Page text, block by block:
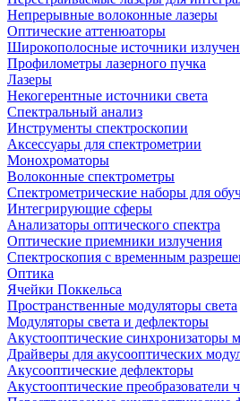
Непрерывные волоконные лазеры
Оптические аттенюаторы
Широкополосные источники
Профилометры лазерного пучка
Лазеры
Некогерентные источники света
Спектральный анализ
Инструменты спектроскопии
Аксессуары для спектрометрии
Монохроматоры
Волоконные спектрометры
Спектрометрические наборы для
Интегрирующие сферы
Анализаторы оптического спектра
Оптические приемники излучения
Спектроскопия с временным
Оптика
Ячейки Поккельса
Пространственные модуляторы света
Модуляторы света и дефлекторы
Акустооптические синхронизаторы
Драйверы для акусооптических
Акусооптические дефлекторы
Акустооптические преобразователи